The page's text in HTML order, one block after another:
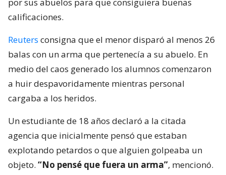
por sus abuelos para que consiguiera buenas
calificaciones.
Reuters consigna que el menor disparó al menos 26
balas con un arma que pertenecía a su abuelo. En
medio del caos generado los alumnos comenzaron
a huir despavoridamente mientras personal
cargaba a los heridos.
Un estudiante de 18 años declaró a la citada
agencia que inicialmente pensó que estaban
explotando petardos o que alguien golpeaba un
objeto. “No pensé que fuera un arma”, mencionó.